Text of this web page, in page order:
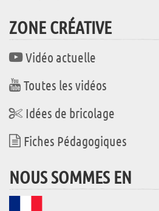
ZONE CRÉATIVE
Vidéo actuelle
Toutes les vidéos
Idées de bricolage
Fiches Pédagogiques
NOUS SOMMES EN